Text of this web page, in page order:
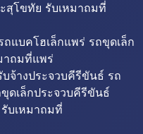
สุโขทัย รับเหมาถมที่
แบคโฮเล็กแพร่ รถขุดเล็ก
าถมที่แพร่
จ้างประจวบคีรีขันธ์ รถ
ดเล็กประจวบคีรีขันธ์
บเหมาถมที่